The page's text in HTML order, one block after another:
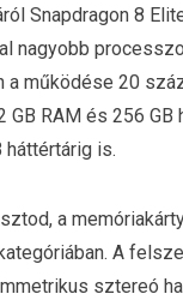
Snapdragon 8
nagyobb
működése 20
RAM és 256
háttértárig is.
a
A
sztereó